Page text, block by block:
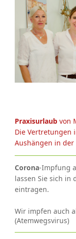
Praxisurlaub von
Die Vertretungen
Aushängen in
Corona-Impfung
lassen Sie sich in
eintragen.
Wir impfen auch
(Atemwegsvirus)